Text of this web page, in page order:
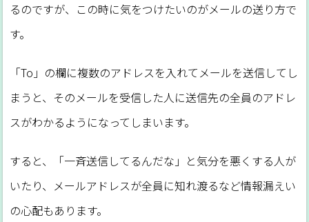
るのですが、この時に気をつけたいのがメールの送り方で
す。
「To」の欄に複数のアドレスを入れてメールを送信してし
まうと、そのメールを受信した人に送信先の全員のアドレ
スがわかるようになってしまいます。
すると、「一斉送信してるんだな」と気分を悪くする人が
いたり、メールアドレスが全員に知れ渡るなど情報漏えい
の心配もあります。